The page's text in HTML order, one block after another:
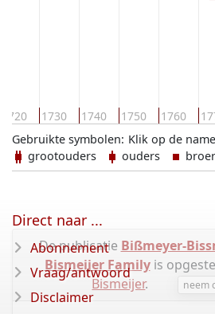
1720 1730 1740 1750 1760
Klik op de
Gebruikte symbolen:
grootouders
ouders
De publicatie Bißmeyer-
Bismeijer Familyis
Bismeijer. neem
Direct naar ...
Abonnement
Vraag/antwoord
Disclaimer